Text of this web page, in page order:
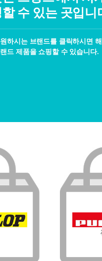
수 있는 곳입니
하시는 브랜드를 클릭하시면
드 제품을 쇼핑할 수 있습니다.